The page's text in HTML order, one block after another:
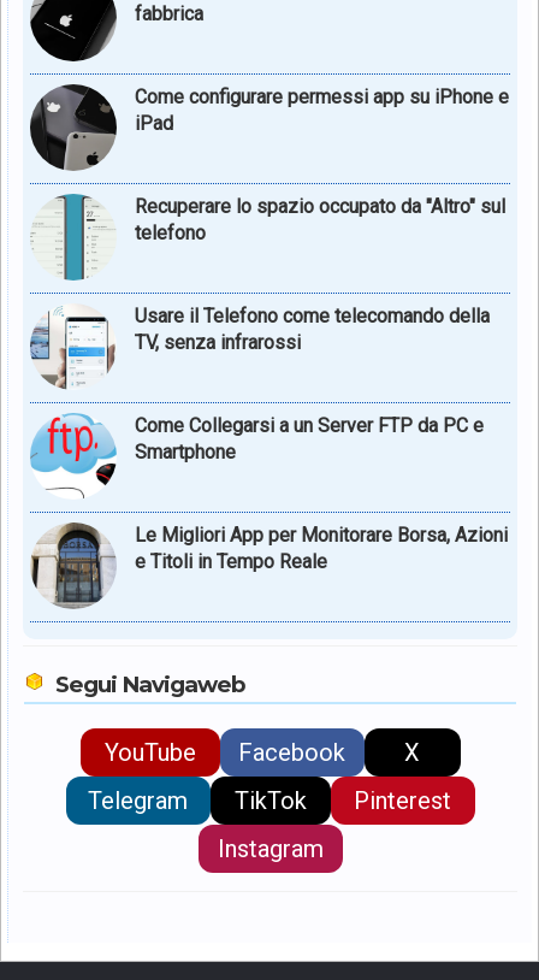
fabbrica
Come configurare permessi app su iPhone e
iPad
Recuperare lo spazio occupato da "Altro" sul
telefono
Usare il Telefono come telecomando della
TV, senza infrarossi
Come Collegarsi a un Server FTP da PC e
Smartphone
Le Migliori App per Monitorare Borsa, Azioni
e Titoli in Tempo Reale
Segui Navigaweb
YouTube Facebook
X
Telegram
TikTok
Pinterest
Instagram